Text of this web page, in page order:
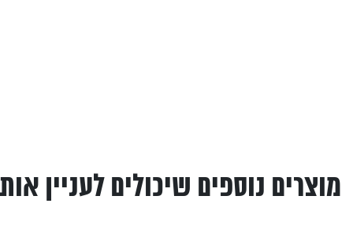
מוצרים נוספים שיכולים לעניין